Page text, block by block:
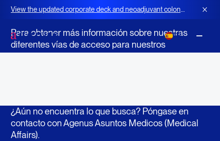
View the updated corporate deck and neoadjuvant colon
cancer strategy for BOT+BAL
ES
¿Tiene preguntas sobre acceso de los pacientes?
Para obtener más información sobre nuestras
diferentes vías de acceso para nuestros
medicamentos en desarrollo, consulte los
¿Aún no encuentra lo que busca? Póngase en
contacto con Agenus Asuntos Medicos (Medical
Affairs).